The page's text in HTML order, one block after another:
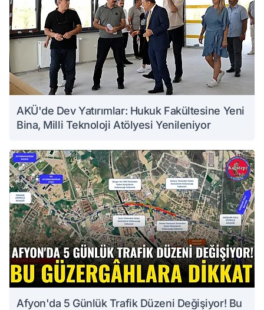
AKÜ'de Dev Yatırımlar: Hukuk Fakültesine Yeni
Bina, Milli Teknoloji Atölyesi Yenileniyor
Afyon'da 5 Günlük Trafik Düzeni Değişiyor! Bu